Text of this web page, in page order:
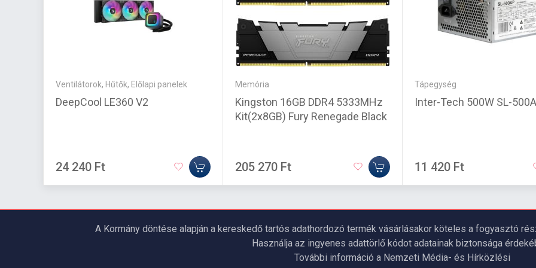
Ventilátorok, Hűtők, Előlapi panelek
DeepCool LE360 V2
24 240 Ft
Memória
Kingston 16GB DDR4 5333MHz
Kit(2x8GB) Fury Renegade Black
205 270 Ft
Tápegység
Inter-Tech 500W SL-
11 420 Ft
A Kormány döntése alapján a kereskedő tartós adathordozó termék vásárlásakor köteles a fogyasztó
Használja az ingyenes adattörlő kódot adatainak biztonsága
További információ a Nemzeti Média- és Hírközlési